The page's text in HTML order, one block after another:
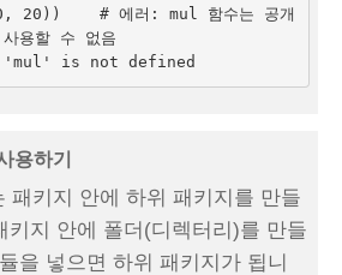
# 에러: mul 함수는 공개
용할 수 없음
용하기
패키지 안에 하위 패키지를 만들
키지 안에 폴더(디렉터리)를 만들
을 넣으면 하위 패키지가 됩니